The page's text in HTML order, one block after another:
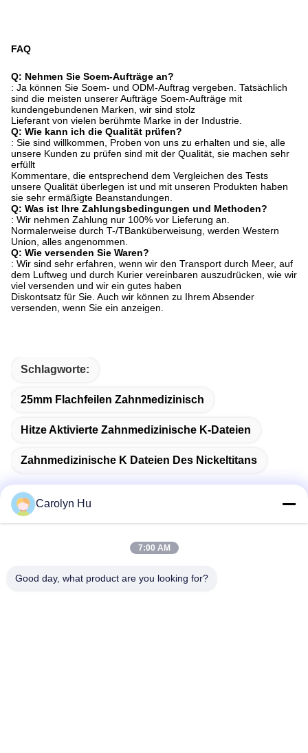
FAQ
Q: Nehmen Sie Soem-Aufträge an?
: Ja können Sie Soem- und ODM-Auftrag vergeben. Tatsächlich
sind die meisten unserer Aufträge Soem-Aufträge mit
kundengebundenen Marken, wir sind stolz
Lieferant von vielen berühmte Marke in der Industrie.
Q: Wie kann ich die Qualität prüfen?
: Sie sind willkommen, Proben von uns zu erhalten und sie, alle
unsere Kunden zu prüfen sind mit der Qualität, sie machen sehr
erfüllt
Kommentare, die entsprechend dem Vergleichen des Tests
unsere Qualität überlegen ist und mit unseren Produkten haben
sie sehr ermäßigte Beanstandungen.
Q: Was ist Ihre Zahlungsbedingungen und Methoden?
: Wir nehmen Zahlung nur 100% vor Lieferung an.
Normalerweise durch T-/TBanküberweisung, werden Western
Union, alles angenommen.
Q: Wie versenden Sie Waren?
: Wir sind sehr erfahren, wenn wir den Transport durch Meer, auf
dem Luftweg und durch Kurier vereinbaren auszudrücken, wie wir
viel versenden und wir ein gutes haben
Diskontsatz für Sie. Auch wir können zu Ihrem Absender
versenden, wenn Sie ein anzeigen.
Schlagworte:
25mm Flachfeilen Zahnmedizinisch
Hitze Aktivierte Zahnmedizinische K-Dateien
Zahnmedizinische K Dateien Des Nickeltitans
Schnelle Kontaktaufnahme
Anschrift
Carolyn Hu
7:00 AM
Good day, what product are you looking for?